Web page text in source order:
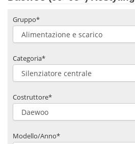
Gruppo*
Categoria*
Costruttore*
Modello/Anno*